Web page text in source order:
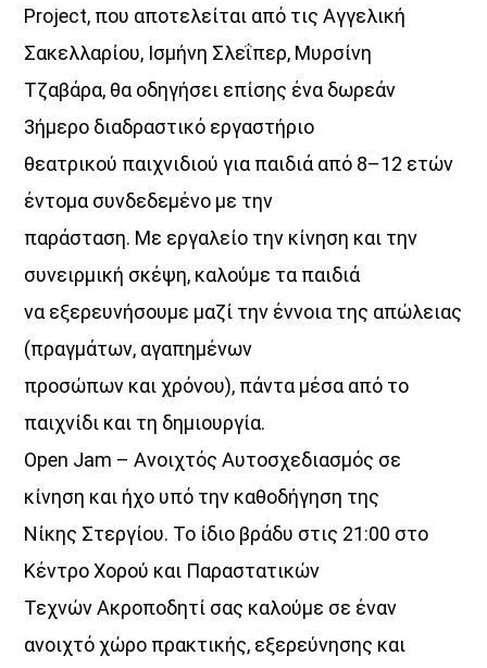
Project, που αποτελείται από τις Αγγελική
Σακελλαρίου, Ισμήνη Σλεΐπερ, Μυρσίνη
Τζαβάρα, θα οδηγήσει επίσης ένα δωρεάν
3ήμερο διαδραστικό εργαστήριο
θεατρικού παιχνιδιού για παιδιά από 8–12 ετών
έντομα συνδεδεμένο με την
παράσταση. Με εργαλείο την κίνηση και την
συνειρμική σκέψη, καλούμε τα παιδιά
να εξερευνήσουμε μαζί την έννοια της απώλειας
(πραγμάτων, αγαπημένων
προσώπων και χρόνου), πάντα μέσα από το
παιχνίδι και τη δημιουργία.
Οpen Jam – Ανοιχτός Αυτοσχεδιασμός σε
κίνηση και ήχο υπό την καθοδήγηση της
Νίκης Στεργίου. Το ίδιο βράδυ στις 21:00 στο
Κέντρο Χορού και Παραστατικών
Τεχνών Ακροποδητί σας καλούμε σε έναν
ανοιχτό χώρο πρακτικής, εξερεύνησης και